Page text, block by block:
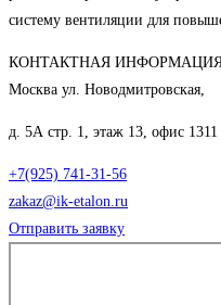
систему вентиляции для
КОНТАКТНАЯ
Москва ул. Новодмитровская,
д. 5А стр. 1, этаж 13, офис 1311
+7(925) 741-31-56
zakaz@ik-etalon.ru
Отправить заявку